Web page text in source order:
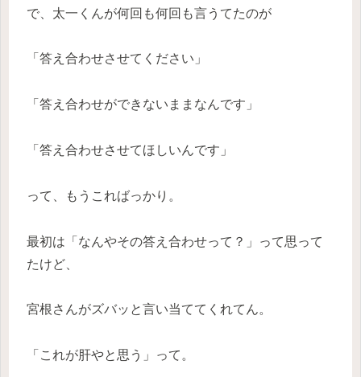
で、太一くんが何回も何回も言うてたのが
「答え合わせさせてください」
「答え合わせができないままなんです」
「答え合わせさせてほしいんです」
って、もうこればっかり。
最初は「なんやその答え合わせって？」って思って
たけど、
宮根さんがズバッと言い当ててくれてん。
「これが肝やと思う」って。